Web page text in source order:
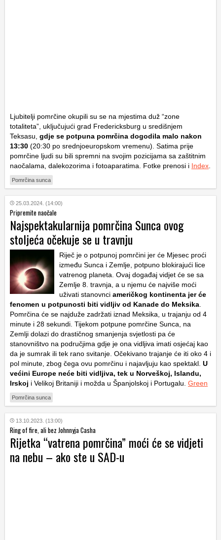
Ljubitelji pomrčine okupili su se na mjestima duž “zone
totaliteta”, uključujući grad Fredericksburg u središnjem
Teksasu, gdje se potpuna pomrčina dogodila malo nakon
13:30 (20:30 po srednjoeuropskom vremenu). Satima prije
pomrčine ljudi su bili spremni na svojim pozicijama sa zaštitnim
naočalama, dalekozorima i fotoaparatima. Fotke prenosi i Index
Pomrčina sunca
25.03.2024. (14:00)
Pripremite naočale
Najspektakularnija pomrčina Sunca ovog
stoljeća očekuje se u travnju
Riječ je o potpunoj pomrčini jer će Mjesec proći
između Sunca i Zemlje, potpuno blokirajući lice
vatrenog planeta. Ovaj događaj vidjet će se sa
Zemlje 8. travnja, a u njemu će najviše moći
uživati stanovnci američkog kontinenta jer će
fenomen u potpunosti biti vidljiv od Kanade do Meksika
Pomrčina će se najduže zadržati iznad Meksika, u trajanju od 4
minute i 28 sekundi. Tijekom potpune pomrčine Sunca, na
Zemlji dolazi do drastičnog smanjenja svjetlosti pa će
stanovništvo na područjima gdje je ona vidljiva imati osjećaj kao
da je sumrak ili tek rano svitanje. Očekivano trajanje će iti oko 4 i
pol minute, zbog čega ovu pomrčinu i najavljuju kao spektakl. U
većini Europe neće biti vidljiva, tek u Norveškoj, Islandu,
Irskoj i Velikoj Britaniji i možda u Španjolskoj i Portugalu. Green
Pomrčina sunca
13.10.2023. (13:00)
Ring of fire, ali bez Johnnyja Casha
Rijetka “vatrena pomrčina” moći će se vidjeti
na nebu – ako ste u SAD-u